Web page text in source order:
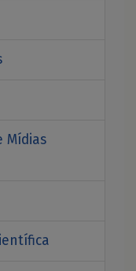
Mídias